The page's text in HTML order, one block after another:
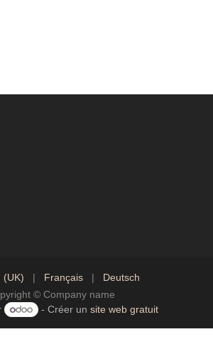
© Company name
(UK) | Français | Deutsch
- Créer unsite web gratuit